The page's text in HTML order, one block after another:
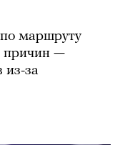
по маршруту
причин —
из-за